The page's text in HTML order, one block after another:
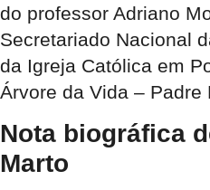
do professor Adriano
Secretariado Nacional
da Igreja Católica em
Árvore da Vida – Padre
Nota biográfica
Marto